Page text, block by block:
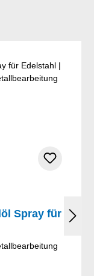
Spray für